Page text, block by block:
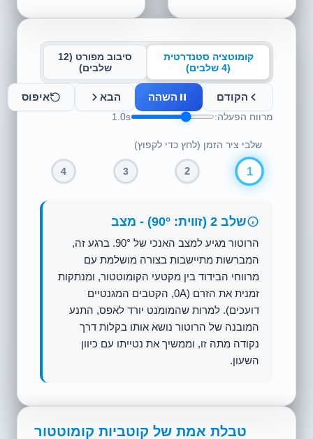
קומוטציה סטנדרטית
(4 שלבים)
סיבוב מפורט (12
שלבים)
הקודם השהה הבא איפוס
מרווח הפעלה: 1.0s
שלבי ציר הזמן (לחץ כדי לקפוץ)
1
2
3
4
שלב 2 (זווית: 90°) - מצב
הרוטור מגיע למצב האנכי של 90°. ברגע זה,
המברשות מתיישבות בצורה מושלמת עם
מרווחי הבידוד בין מקטעי הקומוטטור, ומנתקות
זמנית את הזרם (0A, הקטבים המגנטיים
דועכים). למרות שהמומנט יורד לאפס, התנע
המובנה של הרוטור נושא אותו בקלות דרך
נקודה מתה זו, וממשיך את נטייתו עם כיוון
השעון.
טבלת אמת של קוטביות קומוטטור